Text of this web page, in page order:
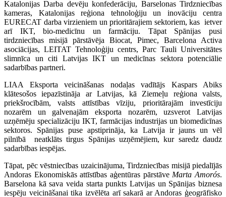
Katalonijas Darba devēju konfederāciju, Barselonas Tirdzniecības
kameras, Katalonijas reģiona tehnoloģiju un inovāciju centra
EURECAT darba virzieniem un prioritārajiem sektoriem, kas ietver
arī IKT, bio-medicīnu un farmāciju. Tāpat Spānijas pusi
tirdzniecības misijā pārstāvēja Biocat, Pimec, Barcelona Activa
asociācijas, LEITAT Tehnoloģiju centrs, Parc Tauli Universitātes
slimnīca un citi Latvijas IKT un medicīnas sektora potenciālie
sadarbības partneri.
LIAA Eksporta veicināšanas nodaļas vadītājs Kaspars Abiks
klātesošos iepazīstināja ar Latvijas, kā Ziemeļu reģiona valsts,
priekšrocībām, valsts attīstības vīziju, prioritārajām investīciju
nozarēm un galvenajām eksporta nozarēm, uzsverot Latvijas
uzņēmēju specializāciju IKT, farmācijas industrijas un biomedicīnas
sektoros. Spānijas puse apstiprināja, ka Latvija ir jauns un vēl
pilnībā neatklāts tirgus Spānijas uzņēmējiem, kur saredz daudz
sadarbības iespējas.
Tāpat, pēc vēstniecības uzaicinājuma, Tirdzniecības misijā piedalījās
Andoras Ekonomiskās attīstības aģentūras pārstāve Marta Amorós.
Barselona kā sava veida starta punkts Latvijas un Spānijas biznesa
iespēju veicināšanai tika izvēlēta arī sakarā ar Andoras ģeogrāfisko